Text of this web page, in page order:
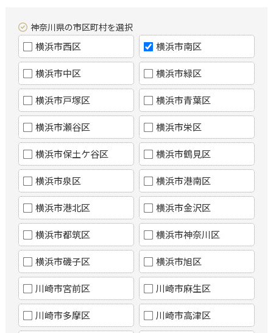
神奈川県の市区町村を選択
横浜市西区 横浜市南区
横浜市中区 横浜市緑区
横浜市戸塚区 横浜市青葉区
横浜市瀬谷区 横浜市栄区
横浜市保土ケ谷区 横浜市鶴見区
横浜市泉区 横浜市港南区
横浜市港北区 横浜市金沢区
横浜市都筑区 横浜市神奈川区
横浜市磯子区 横浜市旭区
川崎市宮前区 川崎市麻生区
川崎市多摩区 川崎市高津区